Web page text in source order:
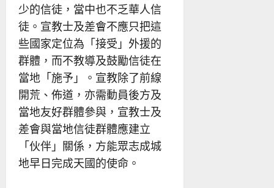
少的信徒，當中也不乏華人信
徒。宣教士及差會不應只把這
些國家定位為「接受」外援的
群體，而不教導及鼓勵信徒在
當地「施予」。宣教除了前線
開荒、佈道，亦需動員後方及
當地友好群體參與，宣教士及
差會與當地信徒群體應建立
「伙伴」關係，方能眾志成城
地早日完成天國的使命。